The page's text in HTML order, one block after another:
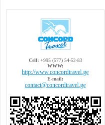
Cell:+995 (577) 54-52-83
WWW:
http://www.concordtravel.ge
E-mail:
contact@concordtravel.ge